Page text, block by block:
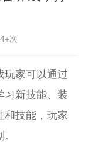
次
家可以通过
习新技能、装
和技能，玩家